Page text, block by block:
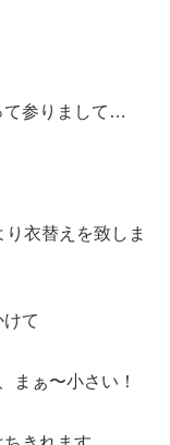
て参りまして…
衣替えを致しま
て
まぁ〜小さい！